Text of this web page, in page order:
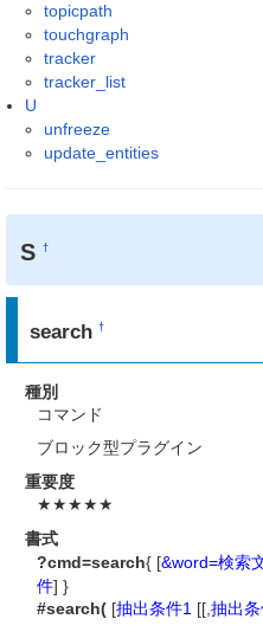
topicpath
touchgraph
tracker
tracker_list
U
unfreeze
update_entities
S†
search†
種別
コマンド
ブロック型プラグイン
重要度
★★★★★
書式
?cmd=search{ [&word=検索
件] }
#search( [抽出条件1 [[, 抽出